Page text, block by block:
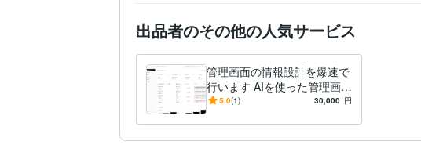
出品者のその他の人気サービス
管理画面の情報設計を爆速で
行います AIを使った管理画面
の設計提案を爆速で用意しま
5.0(1) 30,000 円